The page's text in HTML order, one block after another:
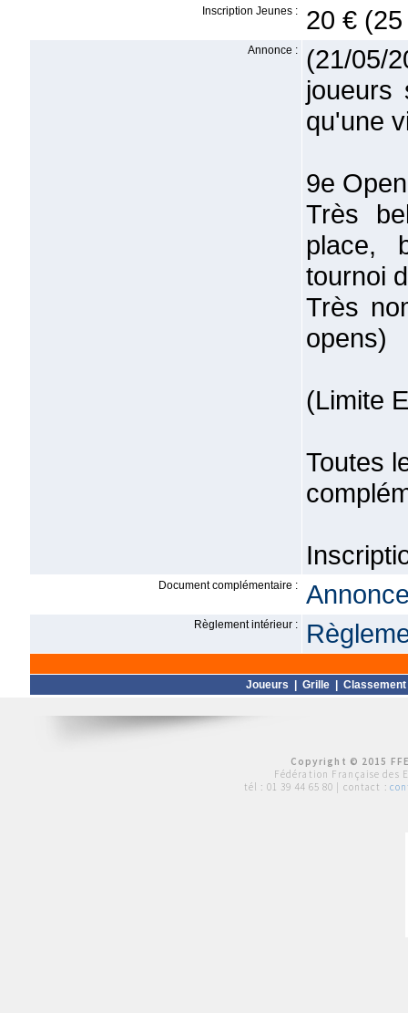
Inscription Jeunes : 20 €
Annonce :
(21/05/
joueurs
qu'une
9e
Très
place,
tournoi
Très
opens)
(Limite
Toutes
Document complémentaire :
Règlement intérieur :
Joueurs Grille Classement
Copyright © 2015
Fédération Française des
tél : 01 39 44 65 80 | contact :